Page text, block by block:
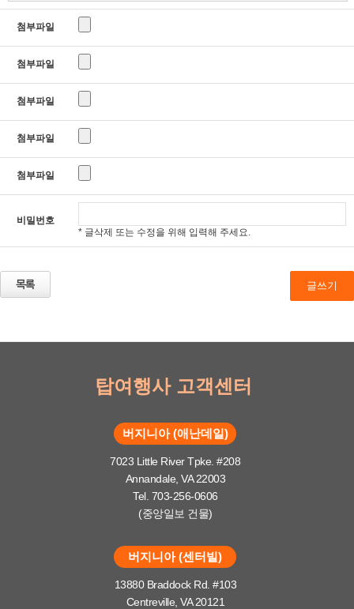
첨부파일
첨부파일
첨부파일
첨부파일
첨부파일
비밀번호
* 글삭제 또는 수정을 위해 입력해 주세요.
글쓰기
탑여행사 고객센터
버지니아 (애난데일)
7023 Little River Tpke. #208
Annandale, VA 22003
Tel. 703-256-0606
(중앙일보 건물)
버지니아 (센터빌)
13880 Braddock Rd. #103
Centreville, VA 20121